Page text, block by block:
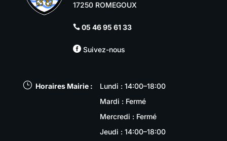
17250 ROMEGOUX
 05 46 95 61 33
Suivez-nous
} Horaires Mairie :
Lundi : 14:00–18:00
Mardi : Fermé
Mercredi : Fermé
Jeudi : 14:00–18:00